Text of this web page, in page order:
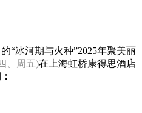
“冰河期与火种”2025年聚美丽
、周五)在上海虹桥康得思酒店